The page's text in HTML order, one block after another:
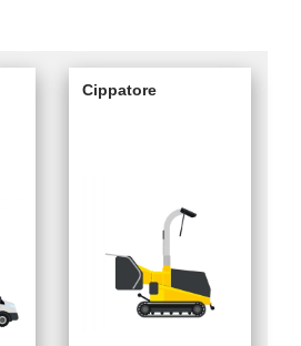
Cippatore